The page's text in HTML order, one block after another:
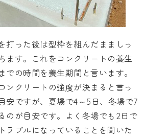
打った後は型枠を組んだまましっ
ます。これをコンクリートの養生
での時間を養生期間と言います。
ンクリートの強度が決まると言っ
安ですが、夏場で4～5日、冬場で7
のが目安です。よく冬場でも2日で
ラブルになっていることを聞いた